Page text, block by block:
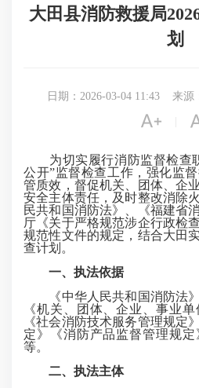
大田县消防救援局
划
日期：2026-03-04 11:43 来源

为切实履行消防监督检查
公开”监督检查工作，强化监
管质效，督促机关、团体、企
安全主体责任，及时整改消除
民共和国消防法》、《福建省
厅《关于严格规范涉企行政检
规范性文件的规定，结合大田
查计划。
一、执法依据
《中华人民共和国消防法》
《机关、团体、企业、事业
《社会消防技术服务管理规定
定》《消防产品监督管理规定
等。
二、执法主体